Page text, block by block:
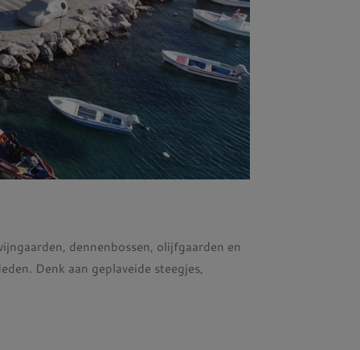
dennenbossen, olijfgaarden en
Denk aan geplaveide steegjes,